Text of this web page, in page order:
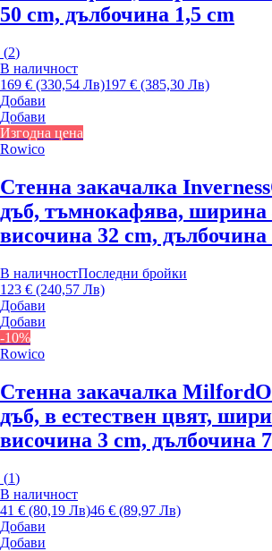
50 cm, дълбочина 1,5 cm
(2)
В наличност
169 € (330,54 Лв)197 € (385,30 Лв)
Добави
Добави
Изгодна цена
Rowico
Стенна закачалка Inverness
дъб, тъмнокафява, ширина
височина 32 cm, дълбочина
В наличностПоследни бройки
123 € (240,57 Лв)
Добави
Добави
-10%
Rowico
Стенна закачалка Milford
дъб, в естествен цвят,
височина 3 cm, дълбочина
(1)
В наличност
41 € (80,19 Лв)46 € (89,97 Лв)
Добави
Добави